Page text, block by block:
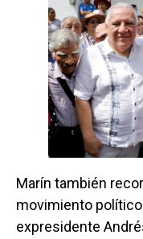
Marín también
movimiento
expresidente